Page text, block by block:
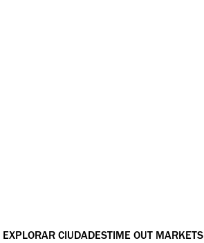
EXPLORAR CIUDADESTIME OUT MARKETS